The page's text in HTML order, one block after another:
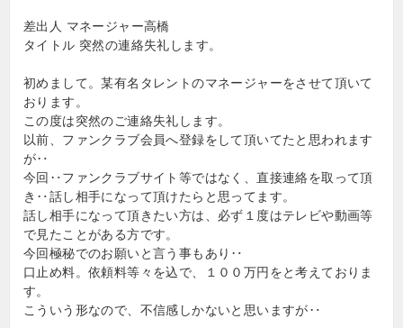
差出人 マネージャー高橋
タイトル 突然の連絡失礼します。
初めまして。某有名タレントのマネージャーをさせて頂いて
おります。
この度は突然のご連絡失礼します。
以前、ファンクラブ会員へ登録をして頂いてたと思われます
が‥
今回‥ファンクラブサイト等ではなく、直接連絡を取って頂
き‥話し相手になって頂けたらと思ってます。
話し相手になって頂きたい方は、必ず１度はテレビや動画等
で見たことがある方です。
今回極秘でのお願いと言う事もあり‥
口止め料。依頼料等々を込で、１００万円をと考えておりま
す。
こういう形なので、不信感しかないと思いますが‥